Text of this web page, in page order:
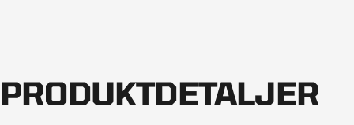
PRODUKTDETALJER